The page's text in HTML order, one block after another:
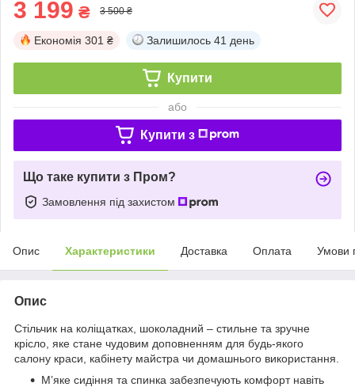
3 199 ₴ 3 500 ₴
Економія 301 ₴ Залишилось 41 день
Купити
або
Купити з
Що таке купити з Пром?
Замовлення під захистом
Опис Характеристики Доставка Оплата Умови
Опис
Стільчик на коліщатках, шоколадний – стильне та зручне
крісло, яке стане чудовим доповненням для будь-якого
салону краси, кабінету майстра чи домашнього використання.
М’яке сидіння та спинка забезпечують комфорт навіть